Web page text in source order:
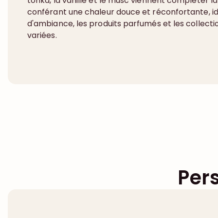
conférant une chaleur douce et réconfortante,
d'ambiance, les produits parfumés et les
variées.